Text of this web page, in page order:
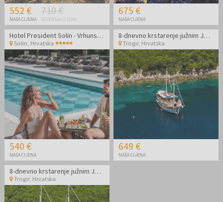
552 €
NAŠA CIJENA
710 €
REDOVNA CIJENA
675 €
NAŠA CIJENA
Hotel President Solin - Vrhunski ljetni wellness odmor
Solin, Hrvatska
540 €
NAŠA CIJENA
8-dnevno krstarenje južnim Jadranom - Polazak iz Trogira
Trogir, Hrvatska
649 €
NAŠA CIJENA
8-dnevno krstarenje južnim Jadranom - Polazak iz Trogira
Trogir, Hrvatska